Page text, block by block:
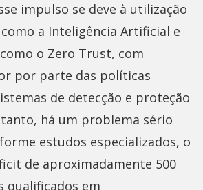
impulso se deve à utilização
a Inteligência Artificial e
o Zero Trust, com
por parte das políticas
de detecção e proteção
há um problema sério
estudos especializados, o
de aproximadamente 500
qualificados em